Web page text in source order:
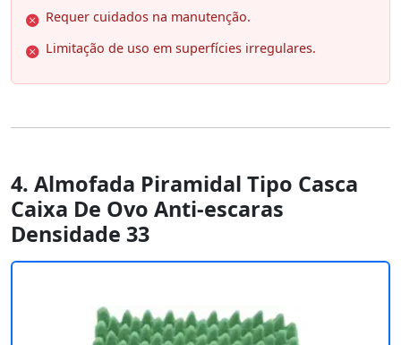
Requer cuidados na manutenção.
Limitação de uso em superfícies irregulares.
4. Almofada Piramidal Tipo Casca
Caixa De Ovo Anti-escaras
Densidade 33